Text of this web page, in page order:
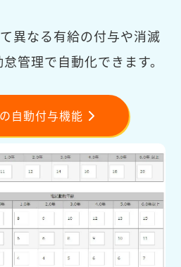
異なる有給の付与や消滅
管理で自動化できます。
自動付与機能